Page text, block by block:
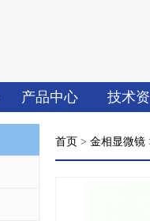
产品中心 技术
首页 > 金相显微镜